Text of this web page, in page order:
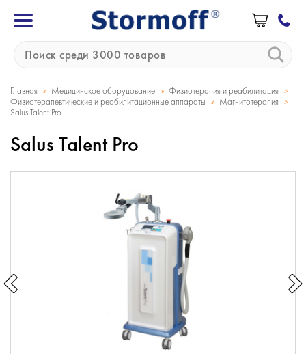
Главная » Медицинское оборудование » Физиотерапия и реабилитация »
Физиотерапевтические и реабилитационные аппараты » Магнитотерапия »
Salus Talent Pro
Salus Talent Pro